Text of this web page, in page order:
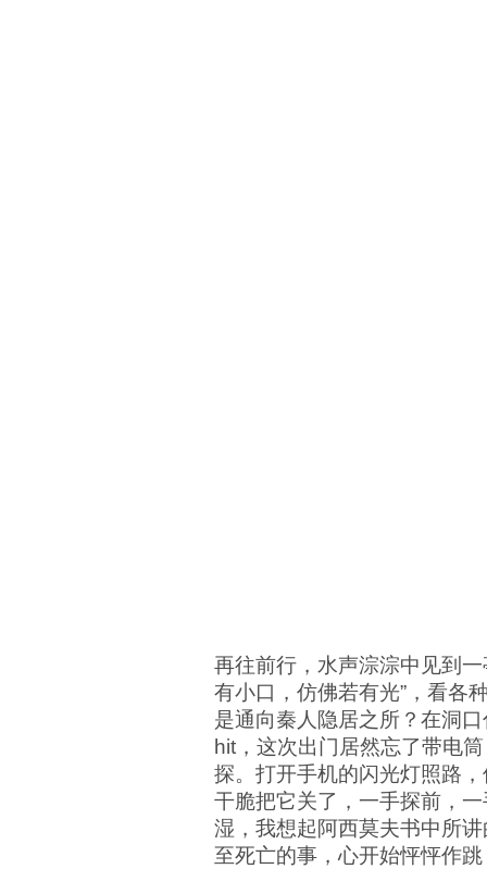
再往前行，水声淙淙中见到一
有小口，仿佛若有光”，看各
是通向秦人隐居之所？在洞
hit，这次出门居然忘了带电
探。打开手机的闪光灯照路
干脆把它关了，一手探前，
湿，我想起阿西莫夫书中所
至死亡的事，心开始怦怦作